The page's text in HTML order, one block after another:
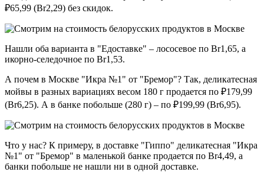
₽65,99 (Br2,29) без скидок.
Нашли оба варианта в "Едоставке" – лососевое по Br1,65, а
икорно-селедочное по Br1,53.
А почем в Москве "Икра №1" от "Бремор"? Так, деликатесная
мойвы в разных вариациях весом 180 г продается по ₽179,99
(Br6,25). А в банке побольше (280 г) – по ₽199,99 (Br6,95).
Что у нас? К примеру, в доставке "Гиппо" деликатесная "Икра
№1" от "Бремор" в маленькой банке продается по Br4,49, а
банки побольше не нашли ни в одной доставке.